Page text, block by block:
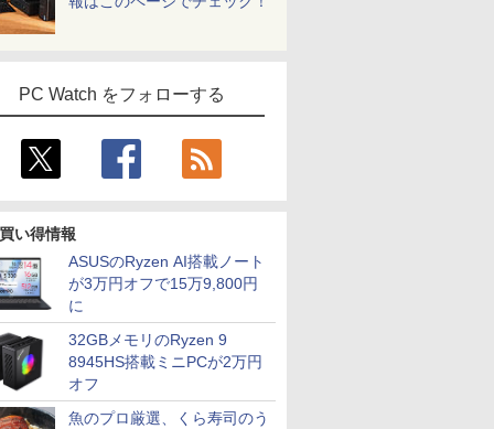
PC Watch をフォローする
い得情報
ASUSのRyzen AI搭載ノート
が3万円オフで15万9,800円
に
32GBメモリのRyzen 9
8945HS搭載ミニPCが2万円
オフ
魚のプロ厳選、くら寿司のう